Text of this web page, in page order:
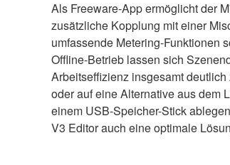
Als Freeware-App ermöglicht der
zusätzliche Kopplung mit einer
umfassende Metering-Funktionen
Offline-Betrieb lassen sich
Arbeitseffizienz insgesamt
oder auf eine Alternative aus dem
einem USB-Speicher-Stick
V3 Editor auch eine optimale